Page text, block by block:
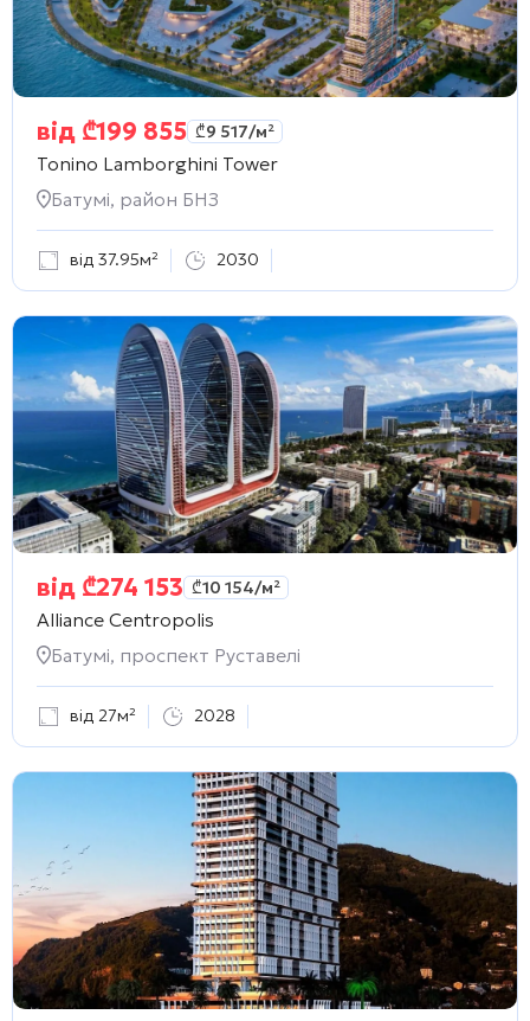
від ₾199 855 ₾9 517/м²
Tonino Lamborghini Tower
Батумі, район БНЗ
від 37.95м² 2030
від ₾274 153 ₾10 154/м²
Alliance Centropolis
Батумі, проспект Руставелі
від 27м² 2028